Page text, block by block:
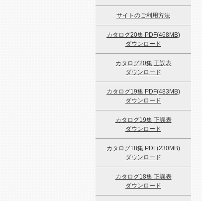
サイトのご利用方法
カタログ20集 PDF(468MB)
ダウンロード
カタログ20集 正誤表
ダウンロード
カタログ19集 PDF(483MB)
ダウンロード
カタログ19集 正誤表
ダウンロード
カタログ18集 PDF(230MB)
ダウンロード
カタログ18集 正誤表
ダウンロード